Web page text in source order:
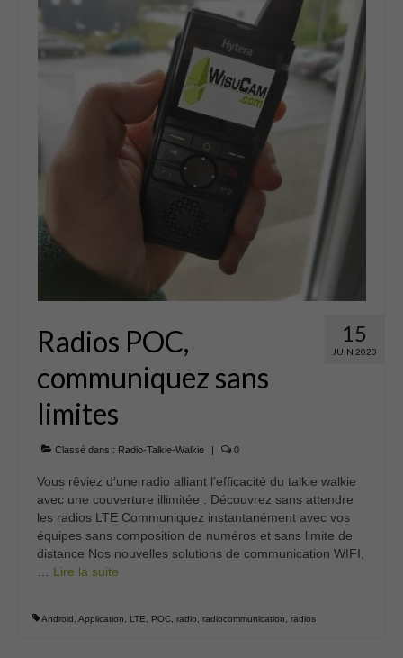
Panneaux
Accessoires
Occasions
Qui sommes nous ?
Contact
0 Article
15
JUIN 2020
Radios POC,
communiquez sans
limites
Classé dans : Radio-Talkie-Walkie | 0
Vous rêviez d’une radio alliant l’efficacité du talkie walkie
avec une couverture illimitée : Découvrez sans attendre
les radios LTE Communiquez instantanément avec vos
équipes sans composition de numéros et sans limite de
distance Nos nouvelles solutions de communication WIFI,
Lire la suite­­
Android Application LTE POC radio radiocommunication radios